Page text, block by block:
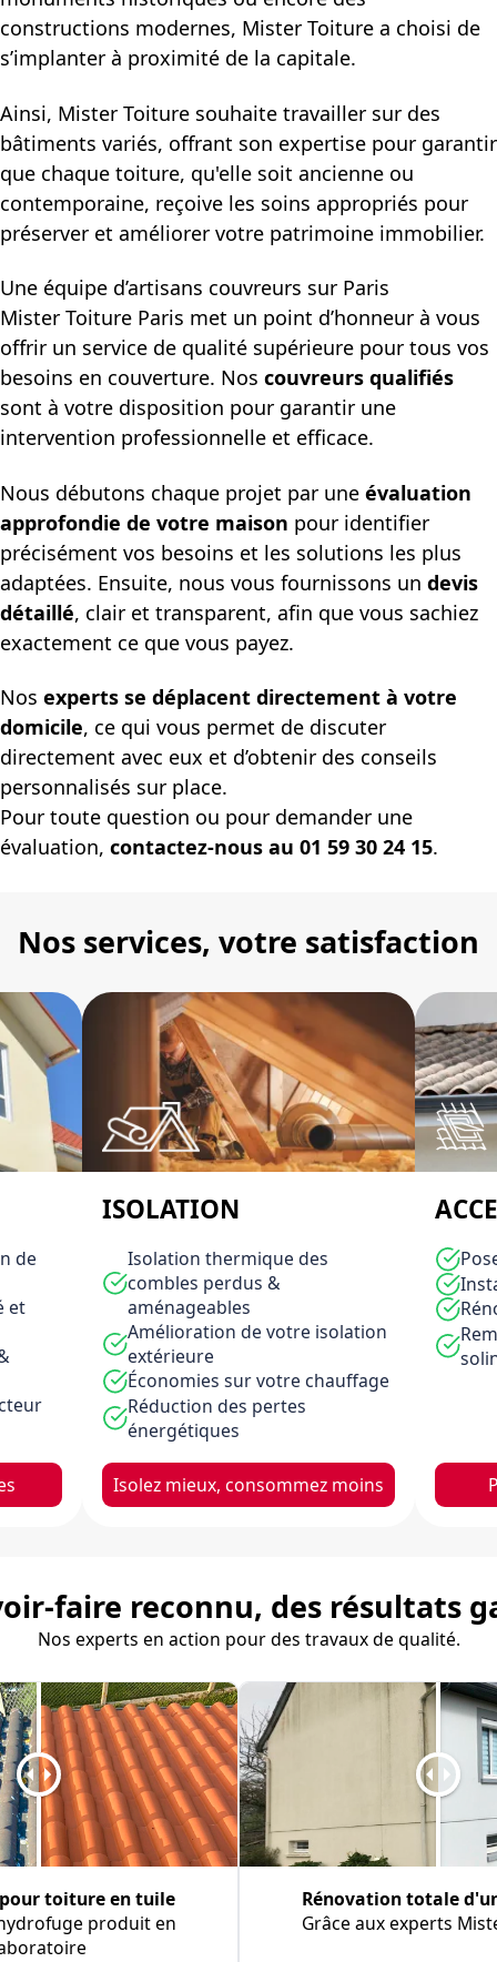
constructions modernes, Mister Toiture a choisi de
s’implanter à proximité de la capitale.
Ainsi, Mister Toiture souhaite travailler sur des
bâtiments variés, offrant son expertise pour garantir
que chaque toiture, qu'elle soit ancienne ou
contemporaine, reçoive les soins appropriés pour
préserver et améliorer votre patrimoine immobilier.
Une équipe d’artisans couvreurs sur Paris
Mister Toiture Paris met un point d’honneur à vous
offrir un service de qualité supérieure pour tous vos
besoins en couverture. Nos couvreurs qualifiés
sont à votre disposition pour garantir une
intervention professionnelle et efficace.
Nous débutons chaque projet par une évaluation
approfondie de votre maison pour identifier
précisément vos besoins et les solutions les plus
adaptées. Ensuite, nous vous fournissons un devis
détaillé, clair et transparent, afin que vous sachiez
exactement ce que vous payez.
Nos experts se déplacent directement à votre
domicile, ce qui vous permet de discuter
directement avec eux et d’obtenir des conseils
personnalisés sur place.
Pour toute question ou pour demander une
évaluation, contactez-nous au 01 59 30 24 15.
Nos services, votre satisfaction
de
et
ISOLATION
Isolation thermique des
combles perdus &
aménageables
Amélioration de votre isolation
extérieure
Économies sur votre chauffage
Réduction des pertes
énergétiques
Isolez mieux, consommez moins
faire reconnu, des résultats
Nos experts en action pour des travaux de qualité.
toiture en tuile
produit en
Rénovation totale
Grâce aux experts